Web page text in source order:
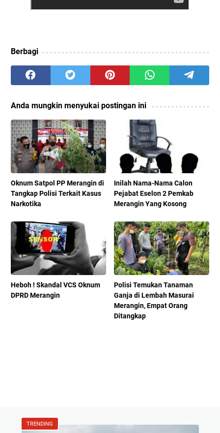
Berbagi
Anda mungkin menyukai postingan ini
Oknum Satpol PP Merangin di
Tangkap Polisi Terkait Kasus
Narkotika
Inilah Nama-Nama Calon
Pejabat Eselon 2 Pemkab
Merangin Yang Kosong
Heboh ! Skandal VCS Oknum
DPRD Merangin
Polisi Temukan Tanaman
Ganja di Lembah Masurai
Merangin, Empat Orang
Ditangkap
TRENDING